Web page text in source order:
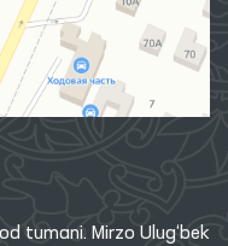
tumani. Mirzo Ulug‘bek